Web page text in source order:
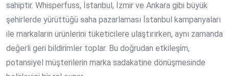
sahiptir. Whisperfuss, İstanbul, İzmir ve Ankara gibi büyük
şehirlerde yürüttüğü saha pazarlaması İstanbul kampanyaları
ile markaların ürünlerini tüketicilere ulaştırırken, aynı zamanda
değerli geri bildirimler toplar. Bu doğrudan etkileşim,
potansiyel müşterilerin marka sadakatine dönüşmesinde